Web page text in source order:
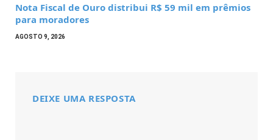
Nota Fiscal de Ouro distribui R$ 59 mil em prêmios
para moradores
AGOSTO 9, 2026
DEIXE UMA RESPOSTA